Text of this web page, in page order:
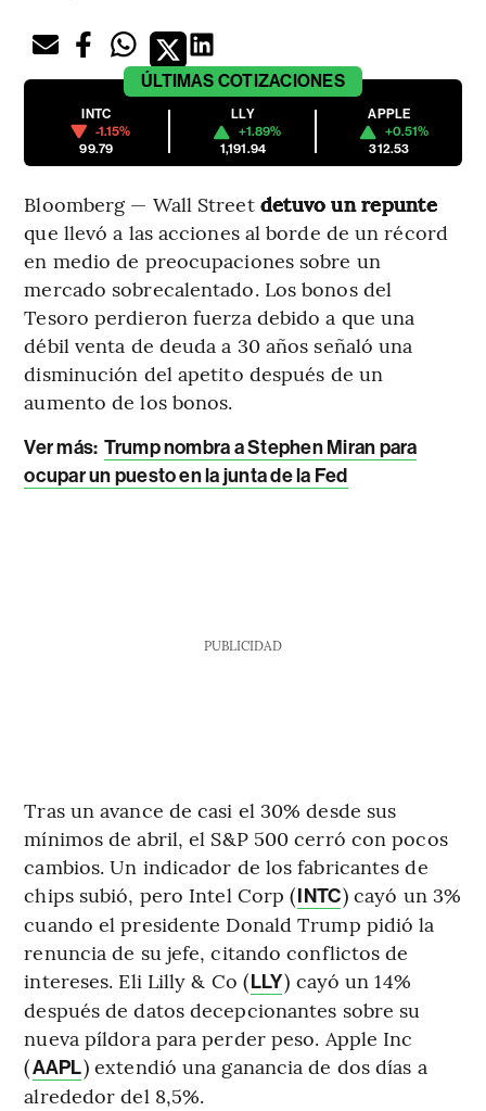
ÚLTIMAS COTIZACIONES
INTC
-1.15%
99.79
LLY
+1.89%
1,191.94
APPLE
+0.51%
312.53
Bloomberg — Wall Street detuvo un repunte
que llevó a las acciones al borde de un récord
en medio de preocupaciones sobre un
mercado sobrecalentado. Los bonos del
Tesoro perdieron fuerza debido a que una
débil venta de deuda a 30 años señaló una
disminución del apetito después de un
aumento de los bonos.
Ver más: Trump nombra a Stephen Miran para
ocupar un puesto en la junta de la Fed
PUBLICIDAD
Tras un avance de casi el 30% desde sus
mínimos de abril, el S&P 500 cerró con pocos
cambios. Un indicador de los fabricantes de
chips subió, pero Intel Corp (INTC) cayó un 3%
cuando el presidente Donald Trump pidió la
renuncia de su jefe, citando conflictos de
intereses. Eli Lilly & Co (LLY) cayó un 14%
después de datos decepcionantes sobre su
nueva píldora para perder peso. Apple Inc
(AAPL) extendió una ganancia de dos días a
alrededor del 8,5%.